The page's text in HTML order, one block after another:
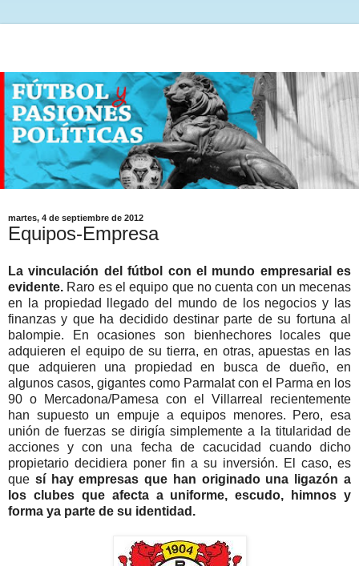
martes, 4 de septiembre de 2012
Equipos-Empresa
La vinculación del fútbol con el mundo empresarial es
evidente. Raro es el equipo que no cuenta con un mecenas
en la propiedad llegado del mundo de los negocios y las
finanzas y que ha decidido destinar parte de su fortuna al
balompie. En ocasiones son bienhechores locales que
adquieren el equipo de su tierra, en otras, apuestas en las
que adquieren una propiedad en busca de dueño, en
algunos casos, gigantes como Parmalat con el Parma en los
90 o Mercadona/Pamesa con el Villarreal recientemente
han supuesto un empuje a equipos menores. Pero, esa
unión de fuerzas se dirigía simplemente a la titularidad de
acciones y con una fecha de cacucidad cuando dicho
propietario decidiera poner fin a su inversión. El caso, es
que sí hay empresas que han originado una ligazón a
los clubes que afecta a uniforme, escudo, himnos y
forma ya parte de su identidad.